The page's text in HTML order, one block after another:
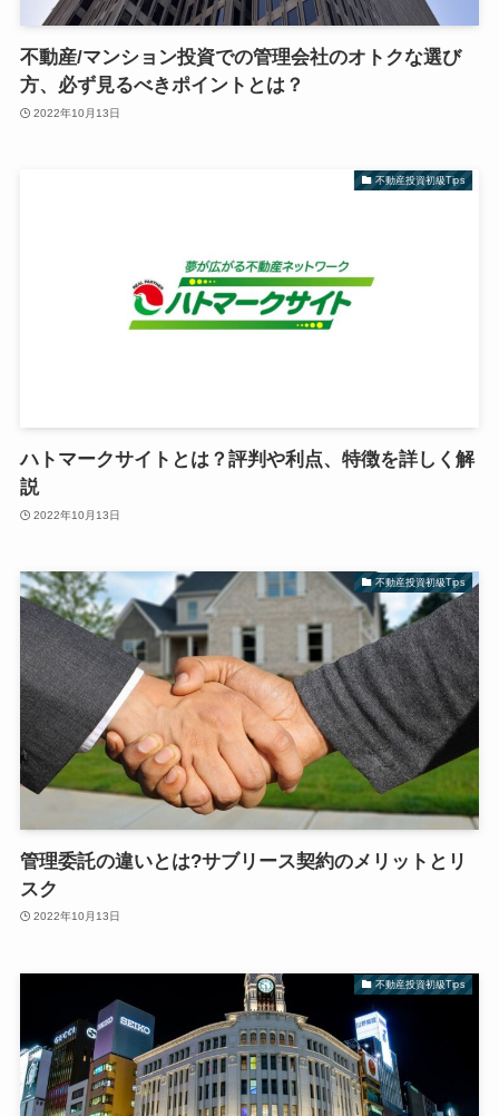
不動産/マンション投資での管理会社のオトクな選び
方、必ず見るべきポイントとは？
2022年10月13日
不動産投資初級Tips
ハトマークサイトとは？評判や利点、特徴を詳しく解
説
2022年10月13日
不動産投資初級Tips
管理委託の違いとは?サブリース契約のメリットとリ
スク
2022年10月13日
不動産投資初級Tips